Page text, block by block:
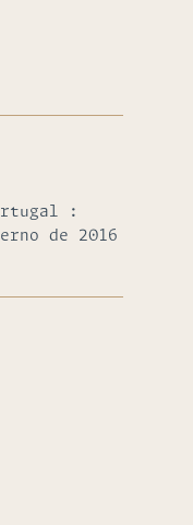
:
de 2016